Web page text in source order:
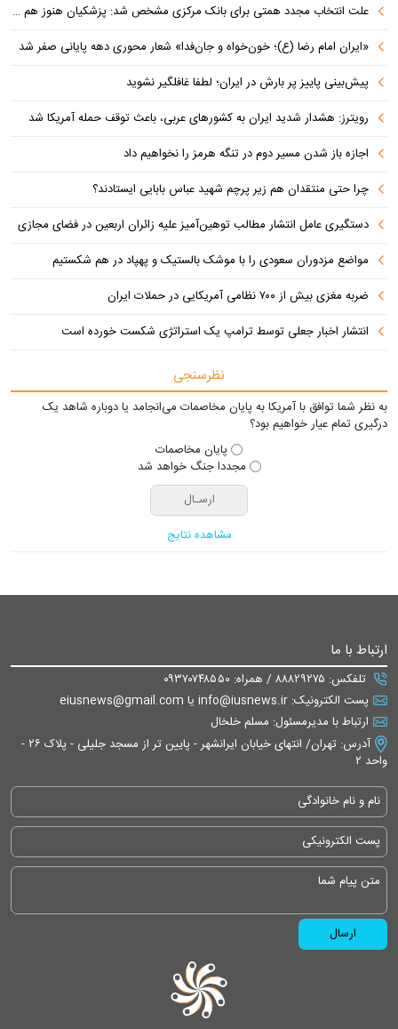
علت انتخاب مجدد همتی برای بانک مرکزی مشخص شد: پزشکیان هنوز هم متوجه نشده است چرا همتی استیضاح شد!
«ایران امام رضا (ع)؛ خون‌خواه و جان‌فدا» شعار محوری دهه پایانی صفر شد
پیش‌بینی پاییز پر بارش در ایران؛ لطفا غافلگیر نشوید
رویترز: هشدار شدید ایران به کشورهای عربی، باعث توقف حمله آمریکا شد
اجازه باز شدن مسیر دوم در تنگه هرمز را نخواهیم داد
چرا حتی منتقدان هم زیر پرچم شهید عباس بابایی ایستادند؟
دستگیری عامل انتشار مطالب توهین‌آمیز علیه زائران اربعین در فضای مجازی
مواضع مزدوران سعودی را با موشک بالستیک و پهپاد در هم شکستیم
ضربه مغزی بیش از ۷۰۰ نظامی آمریکایی در حملات ایران
انتشار اخبار جعلی توسط ترامپ یک استراتژی شکست خورده است
نظرسنجی
به نظر شما توافق با آمریکا به پایان مخاصمات می‌انجامد یا دوباره شاهد یک
درگیری تمام عیار خواهیم بود؟
پایان مخاصمات
مجددا جنگ خواهد شد
مشاهده نتایج
ارتباط با ما
تلفکس: ۸۸۸۲۹۲۷۵ / همراه: ۰۹۳۷۰۷۴۸۵۵۰
پست الکترونیک: info@iusnews.ir یا eiusnews@gmail.com
ارتباط با مدیرمسئول: مسلم خلخال
آدرس: تهران/ انتهای خیابان ایرانشهر - پایین تر از مسجد جلیلی - پلاک ۲۶ -
واحد ۲